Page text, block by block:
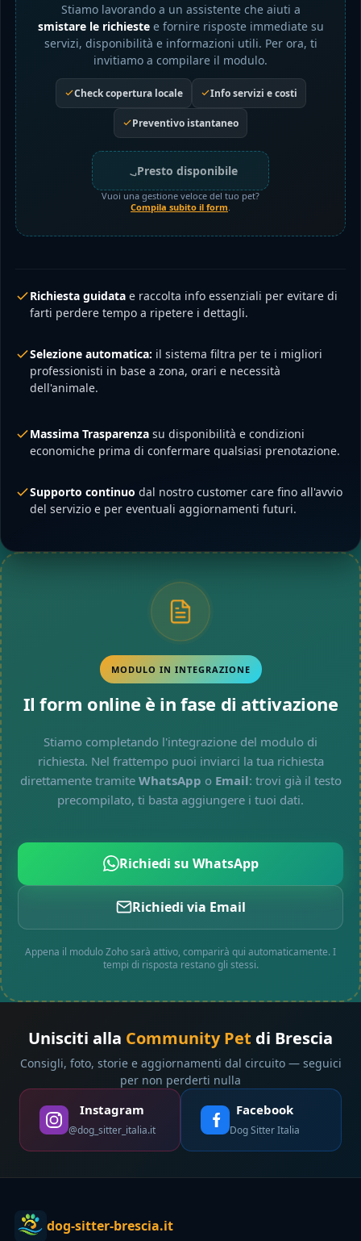
Stiamo lavorando a un assistente che aiuti a
smistare le richiestee fornire risposte immediate su
servizi, disponibilità e informazioni utili. Per ora, ti
invitiamo a compilare il modulo.
Check copertura locale Info servizi e costi
Preventivo istantaneo
Presto disponibile
Vuoi una gestione veloce del tuo pet?
Compila subito il form
Richiesta guidata e raccolta info essenziali per evitare di
farti perdere tempo a ripetere i dettagli.
Selezione automatica: il sistema filtra per te i migliori
professionisti in base a zona, orari e necessità
dell'animale.
Massima Trasparenza su disponibilità e condizioni
economiche prima di confermare qualsiasi prenotazione.
Supporto continuo dal nostro customer care fino all'avvio
del servizio e per eventuali aggiornamenti futuri.
MODULO IN INTEGRAZIONE
Il form online è in fase di attivazione
Stiamo completando l'integrazione del modulo di
richiesta. Nel frattempo puoi inviarci la tua richiesta
direttamente tramite WhatsApp o Email: trovi già il testo
precompilato, ti basta aggiungere i tuoi dati.
Richiedi su WhatsApp
Richiedi via Email
Appena il modulo Zoho sarà attivo, comparirà qui automaticamente. I
tempi di risposta restano gli stessi.
Unisciti alla Community Pet di Brescia
Consigli, foto, storie e aggiornamenti dal circuito — seguici
per non perderti nulla
Instagram
@dog_sitter_italia.it
Facebook
Dog Sitter Italia
dog-sitter-brescia.it